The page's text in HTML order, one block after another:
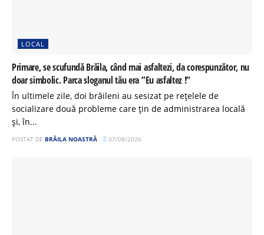
LOCAL
Primare, se scufundă Brăila, când mai asfaltezi, da corespunzător, nu
doar simbolic. Parca sloganul tău era ”Eu asfaltez !”
În ultimele zile, doi brăileni au sesizat pe rețelele de
socializare două probleme care țin de administrarea locală
și, în...
POSTAT DE BRĂILA NOASTRĂ 07/08/2026